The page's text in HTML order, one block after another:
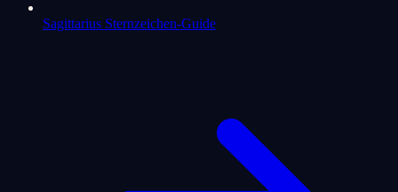
Sagittarius Sternzeichen-Guide